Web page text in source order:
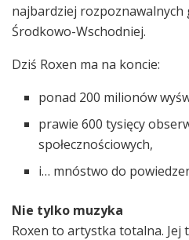
najbardziej rozpoznawalnych
Środkowo-Wschodniej.
Dziś Roxen ma na koncie:
ponad 200 milionów
prawie 600 tysięcy
społecznościowych,
i… mnóstwo do
Nie tylko muzyka
Roxen to artystka totalna. Jej